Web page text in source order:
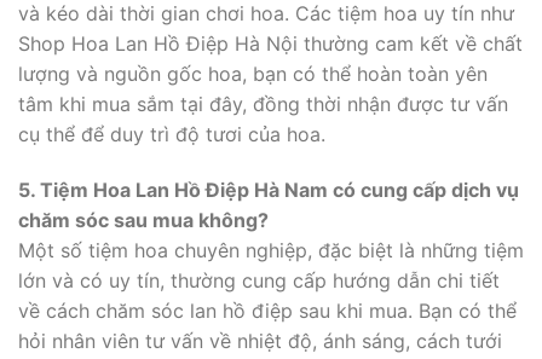
và kéo dài thời gian chơi hoa. Các tiệm hoa uy tín như
Shop Hoa Lan Hồ Điệp Hà Nội thường cam kết về chất
lượng và nguồn gốc hoa, bạn có thể hoàn toàn yên
tâm khi mua sắm tại đây, đồng thời nhận được tư vấn
cụ thể để duy trì độ tươi của hoa.
5. Tiệm Hoa Lan Hồ Điệp Hà Nam có cung cấp dịch vụ
chăm sóc sau mua không?
Một số tiệm hoa chuyên nghiệp, đặc biệt là những tiệm
lớn và có uy tín, thường cung cấp hướng dẫn chi tiết
về cách chăm sóc lan hồ điệp sau khi mua. Bạn có thể
hỏi nhân viên tư vấn về nhiệt độ, ánh sáng, cách tưới